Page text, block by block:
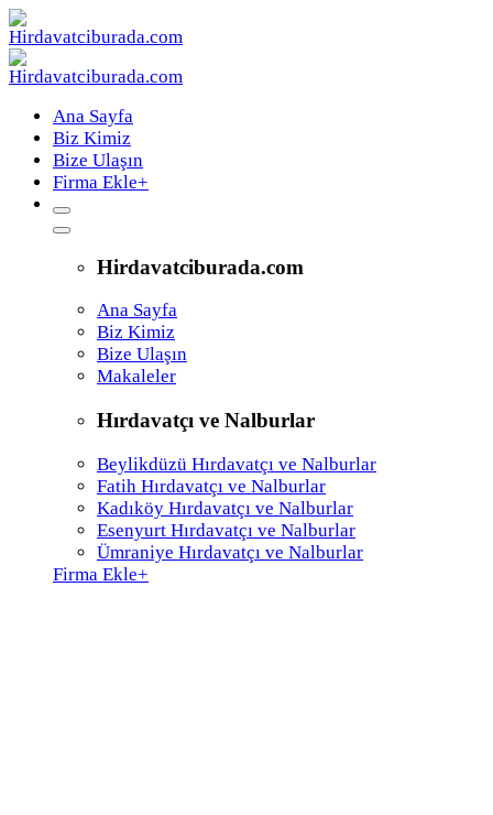
Ana Sayfa
Biz Kimiz
Bize Ulaşın
Firma Ekle+
Hirdavatciburada.com
Ana Sayfa
Biz Kimiz
Bize Ulaşın
Makaleler
Hırdavatçı ve Nalburlar
Beylikdüzü Hırdavatçı ve Nalburlar
Fatih Hırdavatçı ve Nalburlar
Kadıköy Hırdavatçı ve Nalburlar
Esenyurt Hırdavatçı ve Nalburlar
Ümraniye Hırdavatçı ve Nalburlar
Firma Ekle+